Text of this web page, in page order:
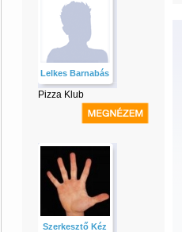
Lelkes Barnabás
Pizza Klub
Szerkesztő Kéz